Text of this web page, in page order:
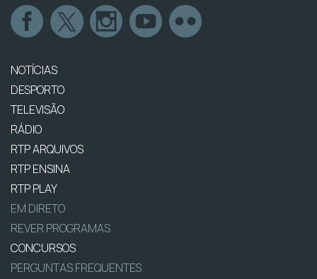
NOTÍCIAS
DESPORTO
TELEVISÃO
RÁDIO
RTP ARQUIVOS
RTP ENSINA
RTP PLAY
EM DIRETO
REVER PROGRAMAS
CONCURSOS
PERGUNTAS FREQUENTES